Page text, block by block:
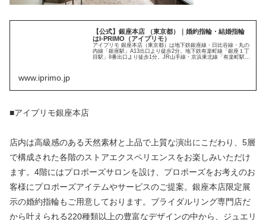
【公式】銀座本店 （東京都）｜婚約指輪・結婚指輪
はI-PRIMO（アイプリモ）
アイプリモ 銀座本店（東京都）は地下鉄銀座線・日比谷線・丸の
内線「銀座駅」A13出口より徒歩2分。地下鉄有楽町線「銀座１丁
目駅」8番出口より徒歩1分。JR山手線・京浜東北線「有楽町駅」
www.iprimo.jp
■アイプリモ銀座本店
店内は高級感のある天然素材と上品で上質な演出にこだわり、5層
で構成された各階のストアエクスペリエンスをお楽しみいただけ
ます。4階にはプロポーズサロンを設け、プロポーズをお考えのお
客様にプロポーズアイテムやサービスのご提案。銀座本店限定展
示の婚約指輪もご用意しております。ブライダルリング専門店だ
から叶えられる220種類以上の豊富なデザインの中から、ジュエリ